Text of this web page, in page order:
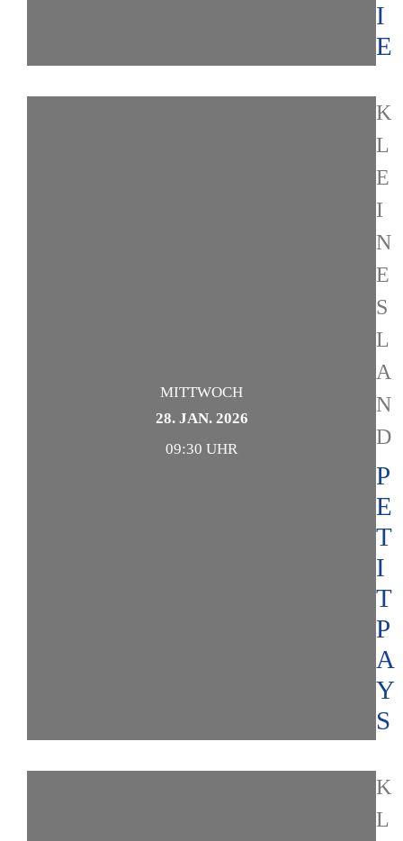
I
E
MITTWOCH
28. JAN. 2026
09:30 UHR
P
E
T
I
T
P
A
Y
S
K
L
E
I
N
E
S
L
A
N
D
K
L